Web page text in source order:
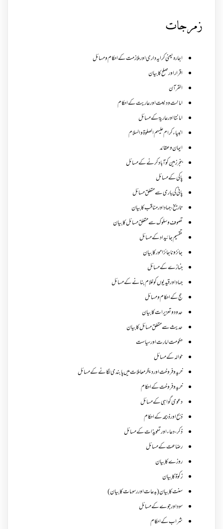
زمرجات
اجارہ یعنی کرایہ داری اور ملازمت کے احکام و مسائل
اقرار اور صلح کا بیان
القرآن
امانت ودیعت اورعاریت کے احکام
امانتا اور عاریة کے مسائل
انبیاء کرام علیہم الصلوۃ والسلام
ایمان وعقائد
بنجر زمین کو آباد کرنے کے مسائل
پاکی کے مسائل
پانی کی باری سے متعلق مسائل
تاریخ،جہاد اور مناقب کا بیان
تصوف و سلوک سے متعلق مسائل کا بیان
تقسیم جائیداد کے مسائل
جائز و ناجائزامور کا بیان
جنازے کےمسائل
جہاد اور قیدیوں کو غلام بنانے کے مسائل
حج کے احکام ومسائل
حدود و تعزیرات کا بیان
حدیث سے متعلق مسائل کا بیان
حکومت امارت اور سیاست
حوالہ کے مسائل
خرید و فروخت اور دیگر معاملات میں پابندی لگانے کے مسائل
خرید و فروخت کے احکام
دعوی گواہی کے مسائل
ذبح اور ذبیحہ کے احکام
ذکر،دعاء اور تعویذات کے مسائل
رضاعت کے مسائل
روزے کا بیان
زکوة کابیان
سنت کا بیان (بدعات اور رسومات کا بیان)
سود اور جوے کے مسائل
شراب کے احکام